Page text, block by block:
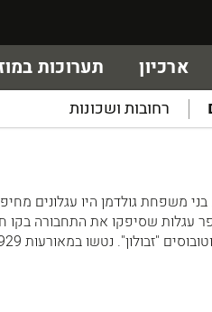
רחובות ושכונות
ארכיון תערוכות
כפר עטה - הגיעו ב-1926. בני משפחת גולדמן
שסיפקו את התחבורה בקו